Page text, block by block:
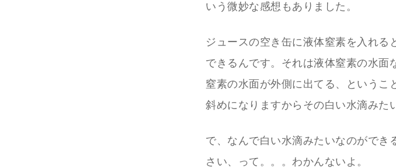
いう微妙な感想もありました。
ジュースの空き缶に液体窒素を入れ
できるんです。それは液体窒素の水面
窒素の水面が外側に出てる、というこ
斜めになりますからその白い水滴みた
で、なんで白い水滴みたいなのができ
さい、って。。。わかんないよ。